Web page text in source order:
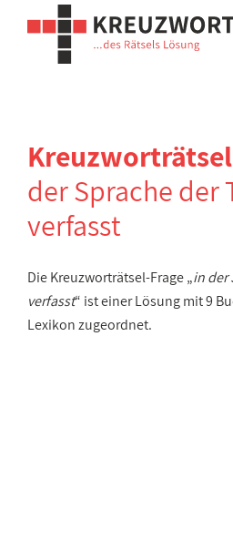
der Sprache der
verfasst
Die Kreuzworträtsel-Frage „in der
verfasst“ ist einer Lösung mit 9
Lexikon zugeordnet.